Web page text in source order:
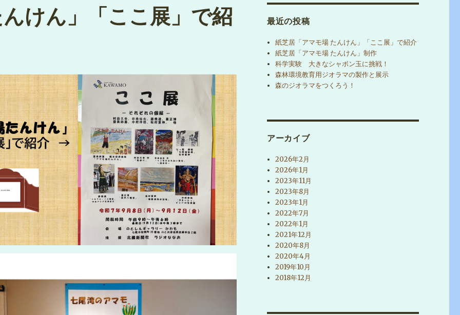
けん」「ここ展」で紹 最近の投稿
紙芝居「アマモ場 たんけん」「ここ展」で紹介
紙芝居「アマモ場 たんけん」制作
科学実験 大きなシャボン玉に挑戦！
森林環境教育用ジオラマの製作と展示
森のジオラマをつくろう！
アーカイブ
2026年2月
2026年1月
2023年11月
2023年8月
2023年1月
2022年7月
2022年1月
2021年12月
2020年8月
2020年4月
2019年10月
2018年12月